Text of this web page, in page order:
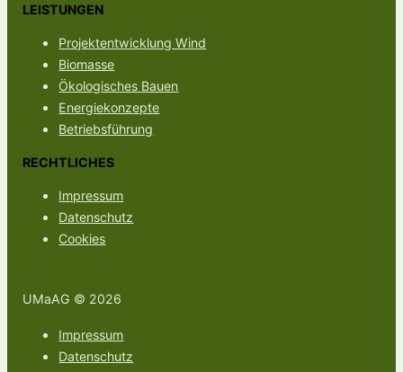
LEISTUNGEN
Projektentwicklung Wind
Biomasse
Ökologisches Bauen
Energiekonzepte
Betriebsführung
RECHTLICHES
Impressum
Datenschutz
Cookies
UMaAG © 2026
Impressum
Datenschutz